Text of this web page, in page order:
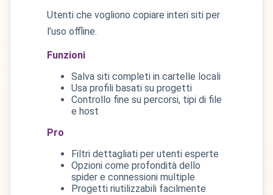
Utenti che vogliono copiare interi siti per
l’uso offline.
Funzioni
Salva siti completi in cartelle locali
Usa profili basati su progetti
Controllo fine su percorsi, tipi di file
e host
Pro
Filtri dettagliati per utenti esperte
Opzioni come profondità dello
spider e connessioni multiple
Progetti riutilizzabili facilmente